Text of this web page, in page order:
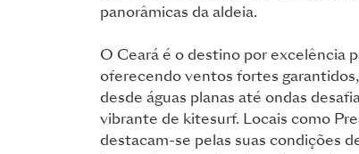
panorâmicas da aldeia.
O Ceará é o destino por excelência
oferecendo ventos fortes
desde águas planas até ondas
vibrante de kitesurf. Locais como
destacam-se pelas suas condições